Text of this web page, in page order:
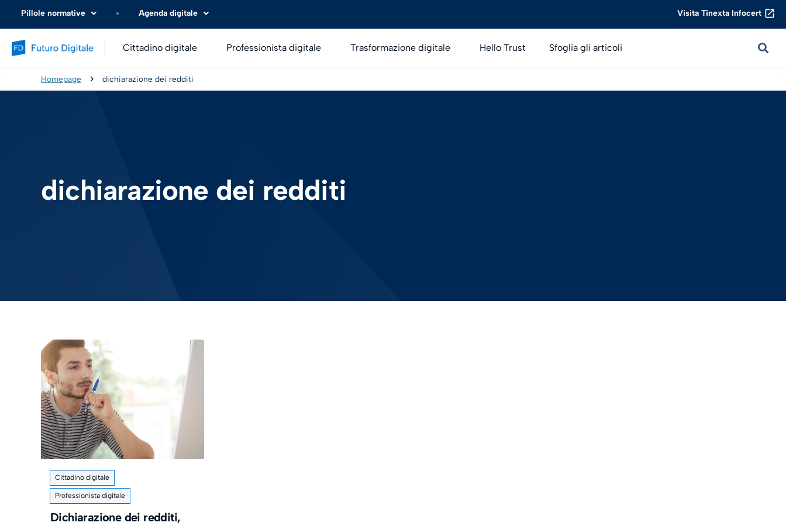
Pillole normative Agenda digitale Visita Tinexta Infocert
Cittadino digitale Professionista digitale Trasformazione digitale Hello Trust Sfoglia gli articoli
Homepage dichiarazione dei redditi
dichiarazione dei redditi
Cittadino digitale
Professionista digitale
Dichiarazione dei redditi,